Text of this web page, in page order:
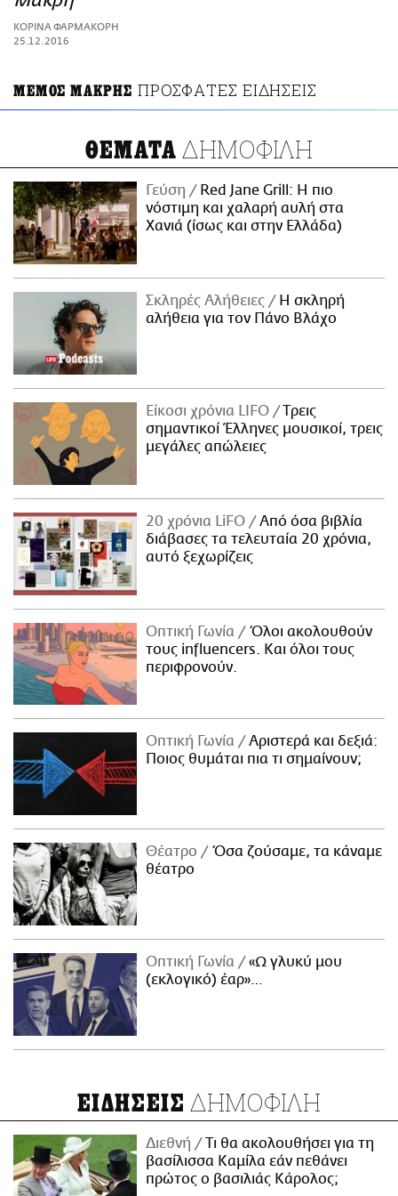
ΑΜΠΑ
PRINT
ΚΟΡΙΝΑ ΦΑΡΜΑΚΟΡΗ
25.12.2016
ΜΕΜΟΣ ΜΑΚΡΗΣ ΠΡΟΣΦΑΤΕΣ ΕΙΔΗΣΕΙΣ
ΘΕΜΑΤΑ ΔΗΜΟΦΙΛΗ
Γεύση
Red Jane Grill: Η πιο
νόστιμη και χαλαρή αυλή στα
Χανιά (ίσως και στην Ελλάδα)
Σκληρές Αλήθειες
H σκληρή
αλήθεια για τον Πάνο Βλάχο
Είκοσι χρόνια LIFO
Tρεις
σημαντικοί Έλληνες μουσικοί, τρεις
μεγάλες απώλειες
20 χρόνια LiFO
Από όσα βιβλία
διάβασες τα τελευταία 20 χρόνια,
αυτό ξεχωρίζεις
Οπτική Γωνία
Όλοι ακολουθούν
τους influencers. Και όλοι τους
περιφρονούν.
Οπτική Γωνία
Αριστερά και δεξιά:
Ποιος θυμάται πια τι σημαίνουν;
Θέατρο
Όσα ζούσαμε, τα κάναμε
θέατρο
Οπτική Γωνία
«Ω γλυκύ μου
(εκλογικό) έαρ»…
ΕΙΔΗΣΕΙΣ ΔΗΜΟΦΙΛΗ
Διεθνή
Τι θα ακολουθήσει για τη
βασίλισσα Καμίλα εάν πεθάνει
πρώτος ο βασιλιάς Κάρολος;